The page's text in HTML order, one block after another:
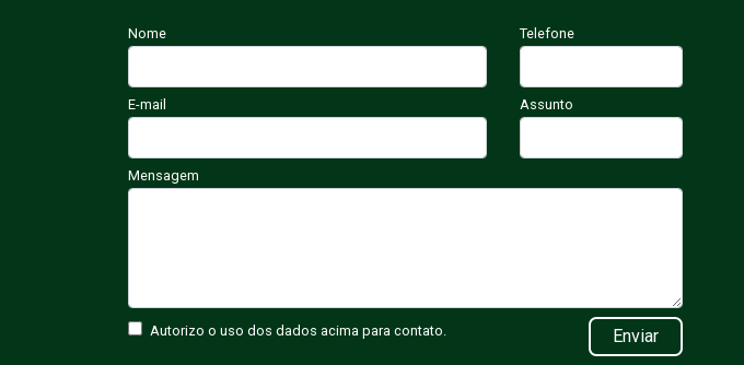
Nome Telefone
E-mail Assunto
Mensagem
Autorizo o uso dos dados acima para contato. Enviar